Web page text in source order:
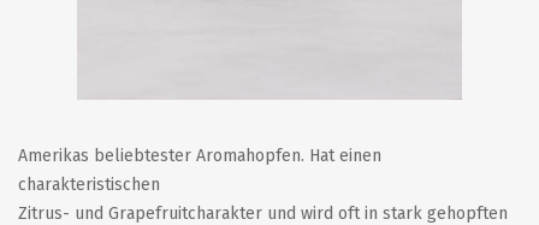
Amerikas beliebtester Aromahopfen. Hat einen
charakteristischen
Zitrus- und Grapefruitcharakter und wird oft in stark gehopften